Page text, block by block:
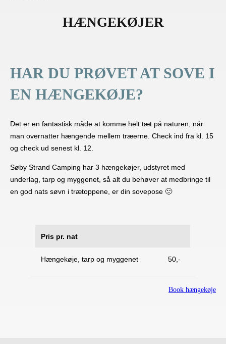
HÆNGEKØJER
HAR DU PRØVET AT SOVE I
EN HÆNGEKØJE?
Det er en fantastisk måde at komme helt tæt på naturen, når
man overnatter hængende mellem træerne. Check ind fra kl. 15
og check ud senest kl. 12.
Søby Strand Camping har 3 hængekøjer, udstyret med
underlag, tarp og myggenet, så alt du behøver at medbringe til
en god nats søvn i trætoppene, er din sovepose 🙂
Pris pr. nat
Hængekøje, tarp og myggenet 50,-
Book hængekøje